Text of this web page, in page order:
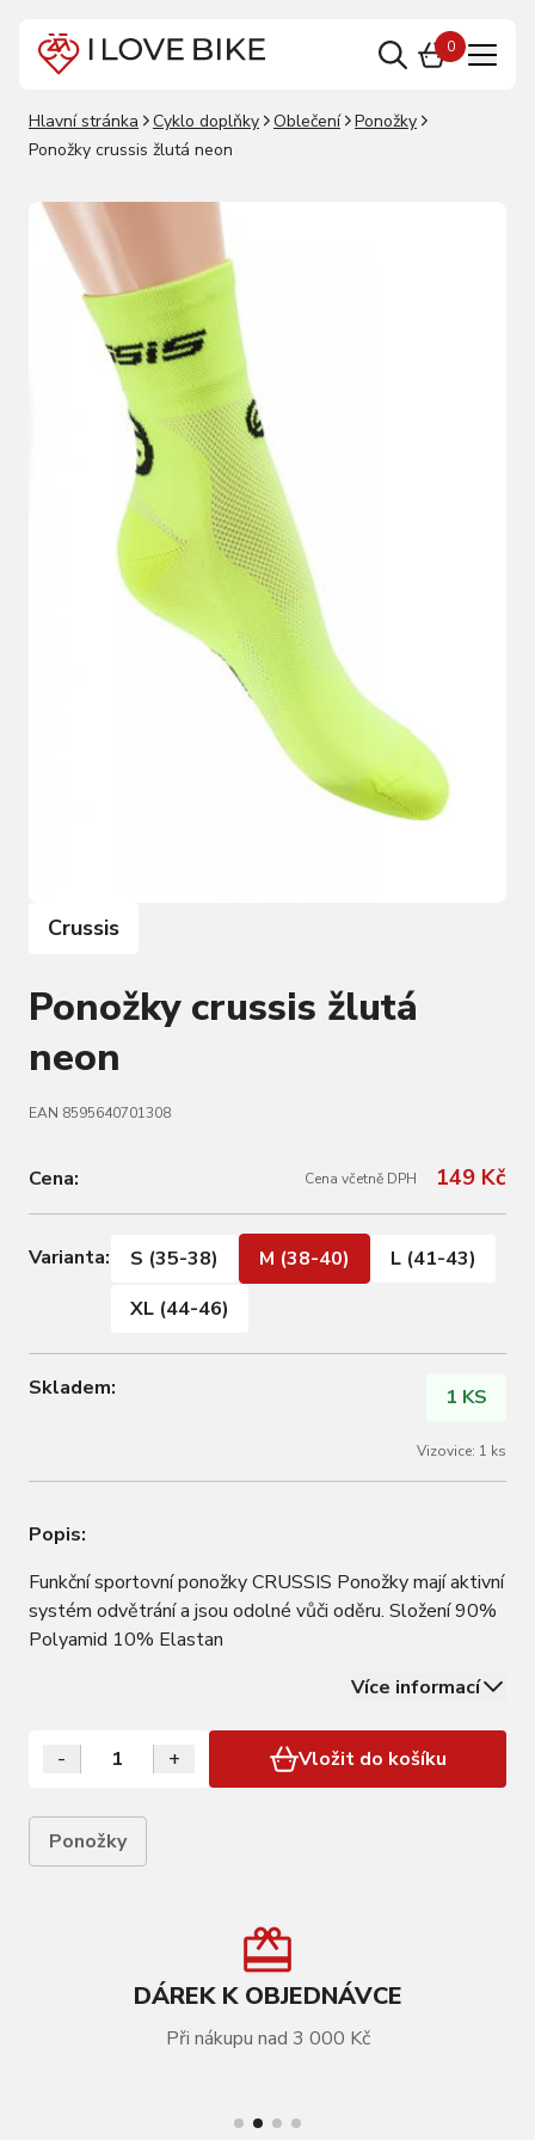
0
Hlavní stránka Cyklo doplňky Oblečení
Ponožky
Ponožky crussis žlutá neon
Crussis
Ponožky crussis žlutá
neon
EAN 8595640701308
Cena: Cena včetně DPH 149 Kč
Varianta: S (35-38) M (38-40)
L (41-43)
XL (44-46)
Skladem: 1 KS
Vizovice: 1 ks
Popis:
Funkční sportovní ponožky CRUSSIS Ponožky mají aktivní
systém odvětrání a jsou odolné vůči oděru. Složení 90%
Polyamid 10% Elastan
Více informací
- + Vložit do košíku
Ponožky
DÁREK K OBJEDNÁVCE
Při nákupu nad 3 000 Kč